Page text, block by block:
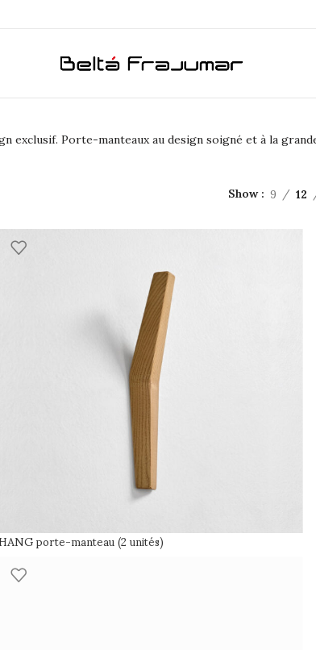
exclusif. Porte-manteaux au design soigné et à la
Show 9 12
porte-manteau (2 unités)